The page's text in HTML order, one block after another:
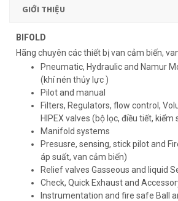
GIỚI THIỆU
BIFOLD
Hãng chuyên các thiết bị van cảm biến,
Pneumatic, Hydraulic and Namur
(khí nén thủy lực )
Pilot and manual
Filters, Regulators, flow control,
HIPEX valves (bộ lọc, điều tiết,
Manifold systems
Presusre, sensing, stick pilot and
áp suất, van cảm biến)
Relief valves Gasseous and liquid
Check, Quick Exhaust and
Instrumentation and fire safe Ball